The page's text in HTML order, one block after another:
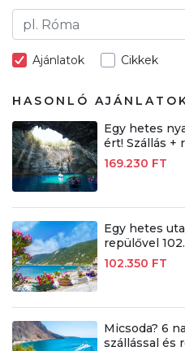
Ajánlatok Cikkek
HASONLÓ
Egy hetes
ért! Szállás +
169.230 FT
Egy hetes
repülővel
102.350 FT
Micsoda? 6
szállással és